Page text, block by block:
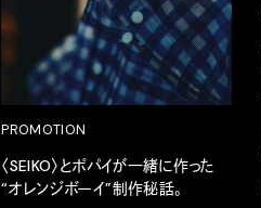
PROMOTION
〈SEIKO〉とポパイが一緒に作った
“オレンジボーイ”制作秘話。